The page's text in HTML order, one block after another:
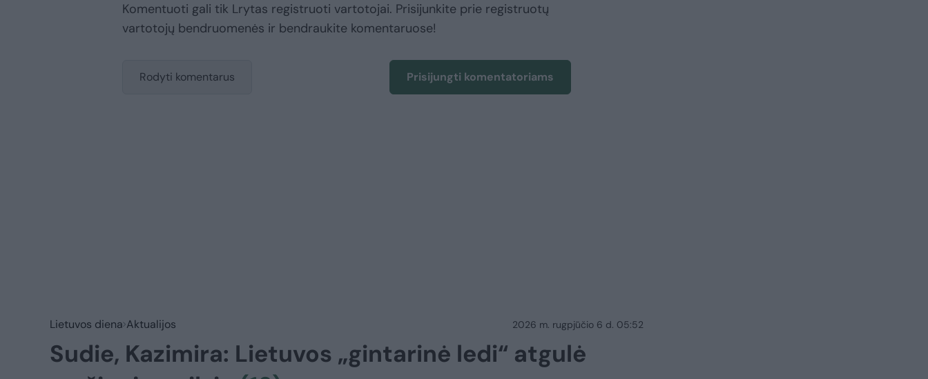
Komentuoti gali tik Lrytas registruoti vartotojai. Prisijunkite prie registruotų
vartotojų bendruomenės ir bendraukite komentaruose!
Rodyti komentarus Prisijungti komentatoriams
Lietuvos diena Aktualijos 2026 m. rugpjūčio 6 d. 05:52
Sudie, Kazimira: Lietuvos „gintarinė ledi“ atgulė